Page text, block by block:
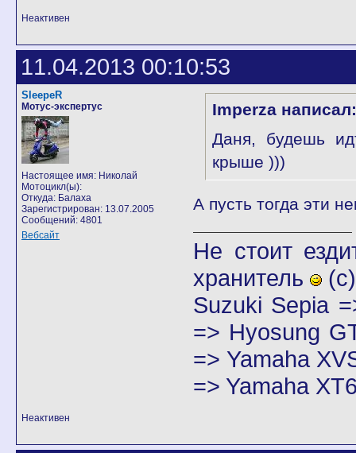
Неактивен
11.04.2013 00:10:53
SleepeR
Мотус-экспертус
Настоящее имя: Николай
Мотоцикл(ы):
Откуда: Балаха
Зарегистрирован: 13.07.2005
Сообщений: 4801
Вебсайт
Imperza написал:
Даня, будешь
крыше )))
А пусть тогда эти
Не стоит
хранитель
(с)
Suzuki Sepia
=> Hyosung
=> Yamaha
=> Yamaha
Неактивен